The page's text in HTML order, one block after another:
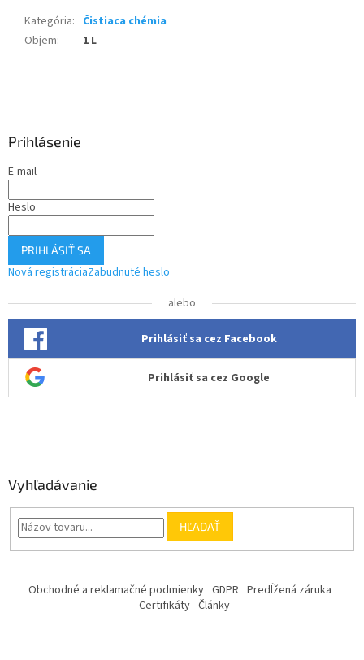
Kategória: Čistiaca chémia
Objem: 1 L
Prihlásenie
E-mail
Heslo
PRIHLÁSIŤ SA
Nová registráciaZabudnuté heslo
alebo
Prihlásiť sa cez Facebook
Prihlásiť sa cez Google
Vyhľadávanie
HĽADAŤ
Obchodné a reklamačné podmienky GDPR Predĺžená záruka
Certifikáty Články